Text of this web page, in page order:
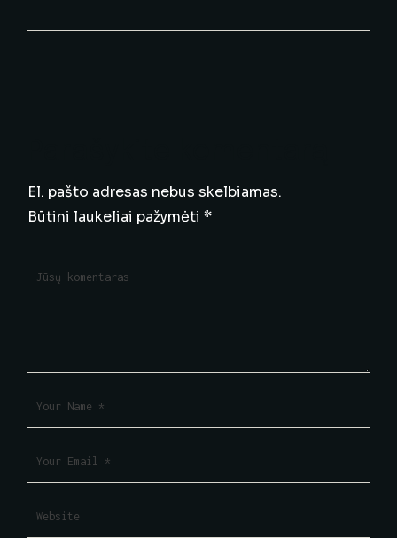
El. pašto adresas nebus skelbiamas.
Būtini laukeliai pažymėti*